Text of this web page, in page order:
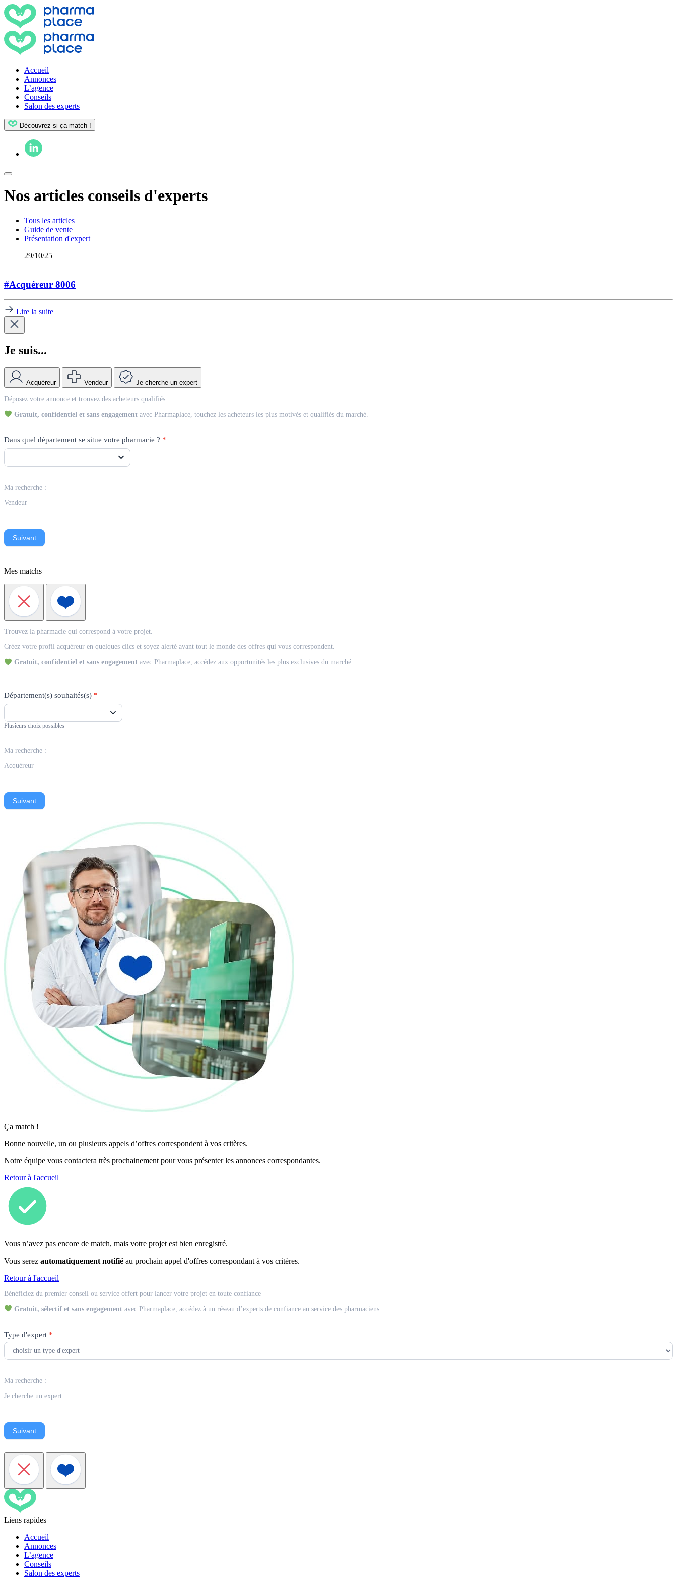
Accueil
Annonces
L’agence
Conseils
Salon des experts
Découvrez si ça match !
Nos articles conseils d'experts
Tous les articles
Guide de vente
Présentation d'expert
29/10/25
#Acquéreur 8006
Lire la suite
Je suis...
Acquéreur Vendeur Je cherche un expert
Vendeur
Déposez votre annonce et trouvez des acheteurs qualifiés.
Gratuit, confidentiel et sans engagement avec Pharmaplace, touchez les acheteurs les plus motivés et qualifiés du marché.
Dans quel département se situe votre pharmacie ? *
Ma recherche :
Vendeur
Suivant
Mes matchs
Acquéreur
Trouvez la pharmacie qui correspond à votre projet.
Créez votre profil acquéreur en quelques clics et soyez alerté avant tout le monde des offres qui vous correspondent.
Gratuit, confidentiel et sans engagementavec Pharmaplace, accédez aux opportunités les plus exclusives du marché.
Département(s) souhaités(s) *
Plusieurs choix possibles
Ma recherche :
Acquéreur
Suivant
Ça match !
Bonne nouvelle, un ou plusieurs appels d’offres correspondent à vos critères.
Notre équipe vous contactera très prochainement pour vous présenter les annonces correspondantes.
Retour à l'accueil
Vous n’avez pas encore de match, mais votre projet est bien enregistré.
Vous serez automatiquement notifié au prochain appel d'offres correspondant à vos critères.
Retour à l'accueil
Expert
Bénéficiez du premier conseil ou service offert pour lancer votre projet en toute confiance
Gratuit, sélectif et sans engagementavec Pharmaplace, accédez à un réseau d’experts de confiance au service des pharmaciens
Type d'expert *
Ma recherche :
Je cherche un expert
Suivant
Liens rapides
Accueil
Annonces
L’agence
Conseils
Salon des experts